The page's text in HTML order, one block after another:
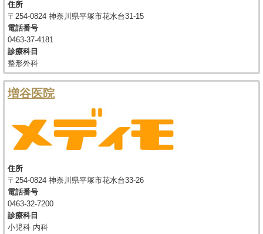
住所
〒254-0824 神奈川県平塚市花水台31-15
電話番号
0463-37-4181
診療科目
整形外科
増谷医院
住所
〒254-0824 神奈川県平塚市花水台33-26
電話番号
0463-32-7200
診療科目
小児科 内科